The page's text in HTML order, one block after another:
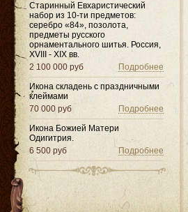
Старинный Евхаристический
набор из 10-ти предметов:
серебро «84», позолота,
предметы русского
орнаментального шитья. Россия,
XVIII - XIX вв.
Подробнее
2 100 000 руб
Икона складень с праздничными
клеймами
Подробнее
70 000 руб
Икона Божией Матери
Одигитрия.
Подробнее
6 500 руб